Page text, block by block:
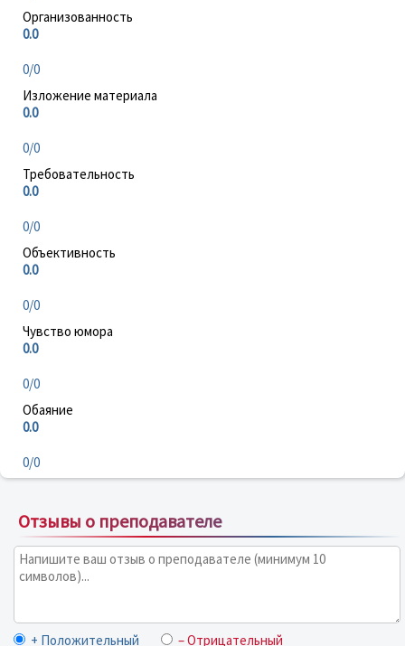
Организованность
0.0
0/0
Изложение материала
0.0
0/0
Требовательность
0.0
0/0
Объективность
0.0
0/0
Чувство юмора
0.0
0/0
Обаяние
0.0
0/0
Отзывы о преподавателе
+ Положительный – Отрицательный